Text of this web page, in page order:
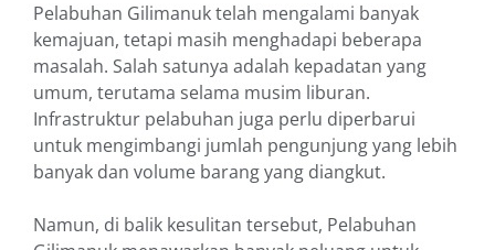
Pelabuhan Gilimanuk telah mengalami banyak
kemajuan, tetapi masih menghadapi beberapa
masalah. Salah satunya adalah kepadatan yang
umum, terutama selama musim liburan.
Infrastruktur pelabuhan juga perlu diperbarui
untuk mengimbangi jumlah pengunjung yang lebih
banyak dan volume barang yang diangkut.
Namun, di balik kesulitan tersebut, Pelabuhan